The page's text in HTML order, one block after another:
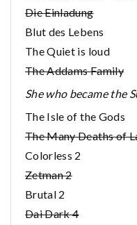
Die Einladung
Blut des Lebens
The Quiet is loud
The Addams Family
She who became the
The Isle of the Gods
The Many Deaths of
Colorless 2
Zetman 2
Brutal 2
Dai Dark 4